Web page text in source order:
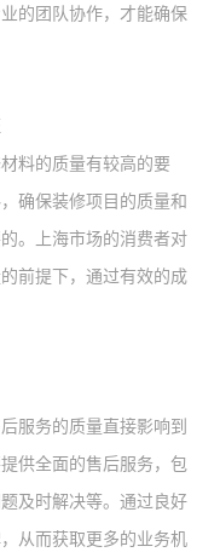
的团队协作，才能确保
料的质量有较高的要
确保装修项目的质量和
。 上海市场的消费者对
前提下，通过有效的成
服务的质量直接影响到
供全面的售后服务，包
及时解决等。通过良好
从而获取更多的业务机